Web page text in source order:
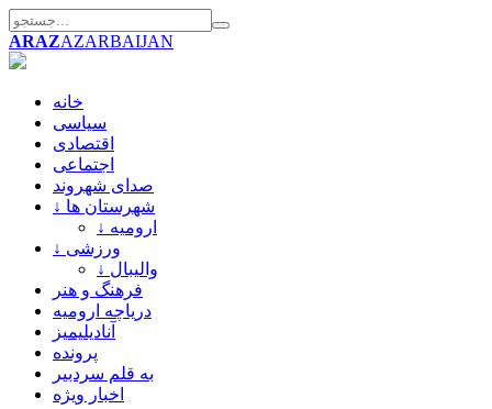
ARAZAZARBAIJAN
خانه
سیاسی
اقتصادی
اجتماعی
صدای شهروند
↓ شهرستان ها
↓ ارومیه
↓ ورزشی
↓ والیبال
فرهنگ و هنر
دریاچه ارومیه
آنادیلیمیز
پرونده
به قلم سردبیر
اخبار ویژه